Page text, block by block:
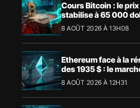
Cours Bitcoin : le
stabilise à 65 000
niveaux clés à
8 AOÛT 2026 À 13H08
Ethereum face à la
des 1935 $ : le
retient son souffle
8 AOÛT 2026 À 12H31